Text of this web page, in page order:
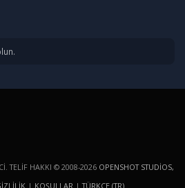
TELIF HAKKI © 2008-2026 OPENSHOT STUDIOS,
| KOŞULLAR |TÜRKÇE (TR)